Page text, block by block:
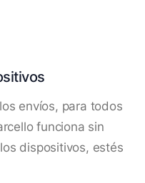
envíos, para todos
funciona sin
dispositivos, estés